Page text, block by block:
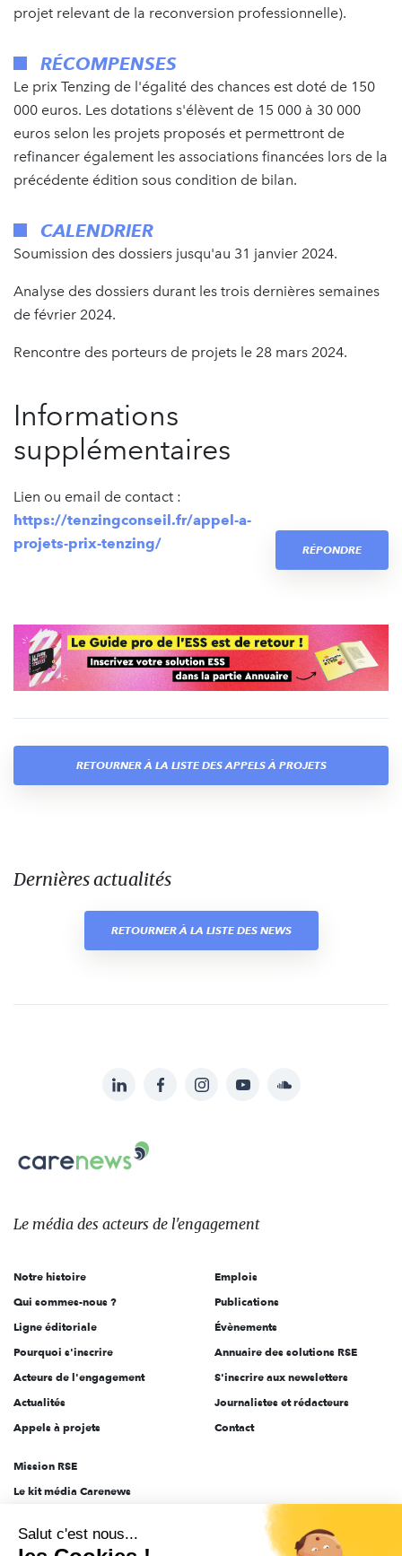
projet relevant de la reconversion professionnelle).
RÉCOMPENSES
Le prix Tenzing de l'égalité des chances est doté de 150
000 euros. Les dotations s'élèvent de 15 000 à 30 000
euros selon les projets proposés et permettront de
refinancer également les associations financées lors de la
précédente édition sous condition de bilan.
CALENDRIER
Soumission des dossiers jusqu'au 31 janvier 2024.
Analyse des dossiers durant les trois dernières semaines
de février 2024.
Rencontre des porteurs de projets le 28 mars 2024.
Informations
supplémentaires
Lien ou email de contact :
https://tenzingconseil.fr/appel-a-
projets-prix-tenzing/
RÉPONDRE
RETOURNER À LA LISTE DES APPELS À PROJETS
Dernières actualités
RETOURNER À LA LISTE DES NEWS
sur:
LinkedInFacebookInstagramYouTubeSoundcloud
Carenews,
Le
des
l'engagement
Le média des acteurs de l'engagement
Notre histoire
Qui sommes-nous ?
Ligne éditoriale
Pourquoi s'inscrire
Acteurs de l'engagement
Actualités
Appels à projets
Emplois
Publications
Évènements
Annuaire des solutions RSE
S'inscrire aux newsletters
Journalistes et rédacteurs
Contact
Mission RSE
Le kit média Carenews
AEF info
Salut c'est nous...